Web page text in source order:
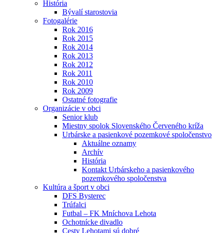
História
Bývalí starostovia
Fotogalérie
Rok 2016
Rok 2015
Rok 2014
Rok 2013
Rok 2012
Rok 2011
Rok 2010
Rok 2009
Ostatné fotografie
Organizácie v obci
Senior klub
Miestny spolok Slovenského Červeného kríža
Urbárske a pasienkové pozemkové spoločenstvo
Aktuálne oznamy
Archív
História
Kontakt Urbárskeho a pasienkového
pozemkového spoločenstva
Kultúra a šport v obci
DFS Bysterec
Trúfalci
Futbal – FK Mníchova Lehota
Ochotnícke divadlo
Cesty Lehotami sú dobré